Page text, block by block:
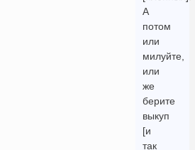
А
потом
или
милуйте,
или
же
берите
выкуп
[и
так